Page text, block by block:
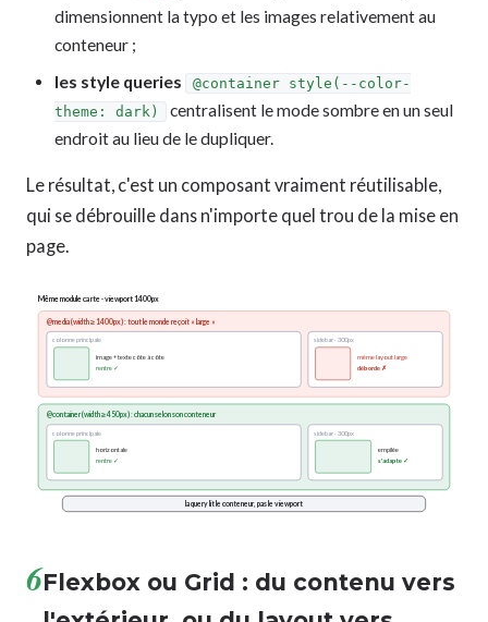
dimensionnent la typo et les images relativement au
conteneur ;
les style queries
@container style(--color-
theme: dark)
centralisent le mode sombre en un seul
endroit au lieu de le dupliquer.
Le résultat, c'est un composant vraiment réutilisable,
qui se débrouille dans n'importe quel trou de la mise en
page.
Même module carte · viewport 1400px
@media (width ≥ 1400px) : tout le monde reçoit « large »
colonne principale
image + texte côte à côte
rentre ✓
sidebar · 300px
même layout large
déborde ✗
@container (width ≥ 450px) : chacun selon son conteneur
colonne principale
horizontale
rentre ✓
sidebar · 300px
empilée
s'adapte ✓
la query lit le conteneur, pas le viewport
6Flexbox ou Grid : du contenu vers